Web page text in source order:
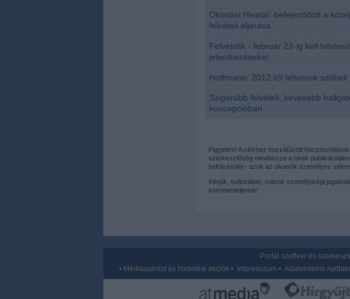
Oktatási Hivatal: befejeződött a
felvételi eljárása
Felvételik - február 23-ig kell
jelentkezéseket
Hoffmann: 2012-től lehetnek
Szigorúbb felvételi, kevesebb
koncepcióban
Figyelem! A cikkhez hozzáfűzött hozzászólások
szerkesztőség mindössze a hírek
befolyásolni - azok az olvasók személyes
Kérjük, kulturáltan, mások személyiségi
kommenteljenek!
Portál szoftver és
• Médiaajánlat és hirdetési akciók• Impresszum • Adatvédelmi